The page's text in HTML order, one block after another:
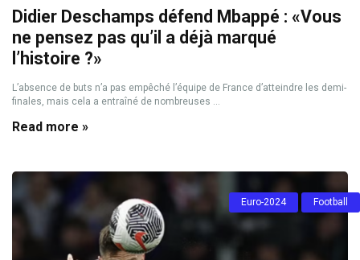
Didier Deschamps défend Mbappé : «Vous
ne pensez pas qu’il a déjà marqué
l’histoire ?»
L’absence de buts n’a pas empêché l’équipe de France d’atteindre les demi-
finales, mais cela a entraîné de nombreuses ...
Read more »
Euro-2024 Football